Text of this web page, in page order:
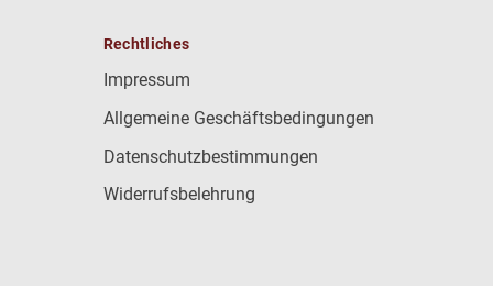
Rechtliches
Impressum
Allgemeine Geschäftsbedingungen
Datenschutzbestimmungen
Widerrufsbelehrung